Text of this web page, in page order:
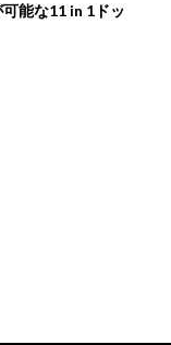
能な11 in 1ドッ